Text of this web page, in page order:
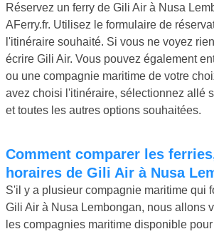
Réservez un ferry de Gili Air à Nusa
AFerry.fr. Utilisez le formulaire de
l'itinéraire souhaité. Si vous ne voyez
écrire Gili Air. Vous pouvez également
ou une compagnie maritime de votre
avez choisi l'itinéraire, sélectionnez allé
et toutes les autres options souhaitées.
Comment comparer les ferries, les prix et les
horaires de Gili Air à Nusa
S'il y a plusieur compagnie maritime qui
Gili Air à Nusa Lembongan, nous allons
les compagnies maritime disponible